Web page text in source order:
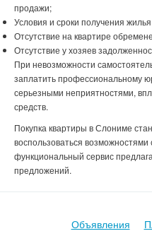
продажи;
Условия и сроки получения
Отсутствие на квартире
Отсутствие у хозяев
При невозможности
заплатить профессиональному
серьезными неприятностями,
средств.
Покупка квартиры в Слониме
воспользоваться
функциональный сервис
предложений.
Объявления